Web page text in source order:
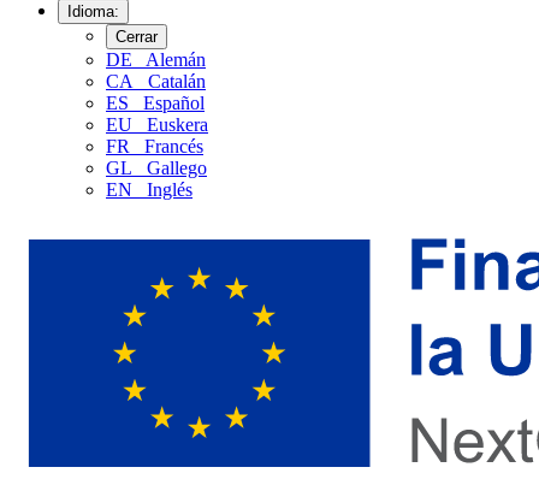
Idioma:
Cerrar
DE
Alemán
CA
Catalán
ES
Español
EU
Euskera
FR
Francés
GL
Gallego
EN
Inglés